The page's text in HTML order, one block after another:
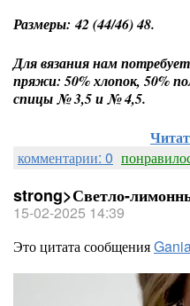
Размеры: 42 (44/46) 48.
Для вязания нам
пряжи: 50% хлопок, 50%
спицы № 3,5 и № 4,5.
комментарии: 0
strong>Светло-
15-02-2025 14:39
Это цитата сообщения